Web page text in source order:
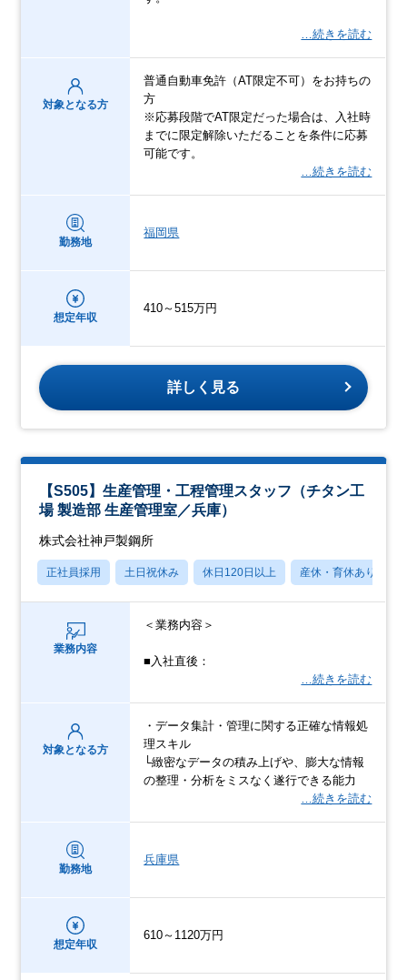
…続きを読む
対象となる方
普通自動車免許（AT限定不可）をお持ちの
方
※応募段階でAT限定だった場合は、入社時
までに限定解除いただることを条件に応募
可能です。
…続きを読む
勤務地
福岡県
想定年収
410～515万円
詳しく見る
【S505】生産管理・工程管理スタッフ（チタン工
場 製造部 生産管理室／兵庫）
株式会社神戸製鋼所
正社員採用 土日祝休み 休日120日以上 産休・育休あり
業務内容
＜業務内容＞
■入社直後：
…続きを読む
対象となる方
・データ集計・管理に関する正確な情報処
理スキル
└緻密なデータの積み上げや、膨大な情報
の整理・分析をミスなく遂行できる能力
…続きを読む
勤務地
兵庫県
想定年収
610～1120万円